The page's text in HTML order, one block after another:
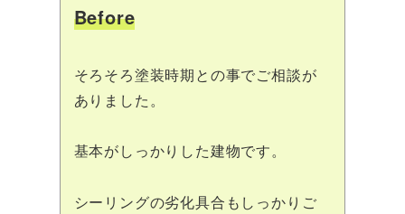
Before
そろそろ塗装時期との事でご相談が
ありました。
基本がしっかりした建物です。
シーリングの劣化具合もしっかりご